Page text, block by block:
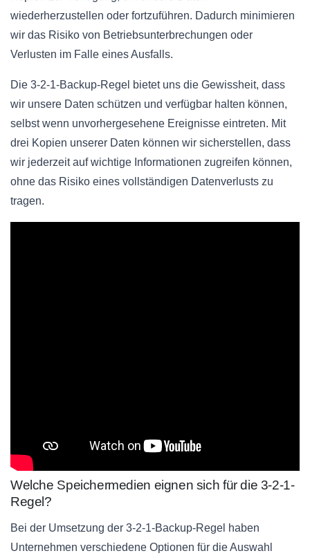
wiederherzustellen oder fortzuführen. Dadurch minimieren
wir das Risiko von Betriebsunterbrechungen oder
Verlusten im Falle eines Ausfalls.
Die 3-2-1-Backup-Regel bietet uns die Gewissheit, dass
wir unsere Daten schützen und verfügbar halten können,
selbst wenn unvorhergesehene Ereignisse eintreten. Mit
drei Kopien unserer Daten können wir sicherstellen, dass
wir jederzeit auf wichtige Informationen zugreifen können,
ohne das Risiko eines vollständigen Datenverlusts zu
tragen.
Welche Speichermedien eignen sich für die 3-2-1-
Regel?
Bei der Umsetzung der 3-2-1-Backup-Regel haben
Unternehmen verschiedene Optionen für die Auswahl